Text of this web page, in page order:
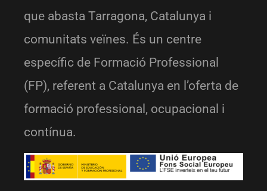
que abasta Tarragona, Catalunya i
comunitats veïnes. És un centre
específic de Formació Professional
(FP), referent a Catalunya en l’oferta de
formació professional, ocupacional i
contínua.